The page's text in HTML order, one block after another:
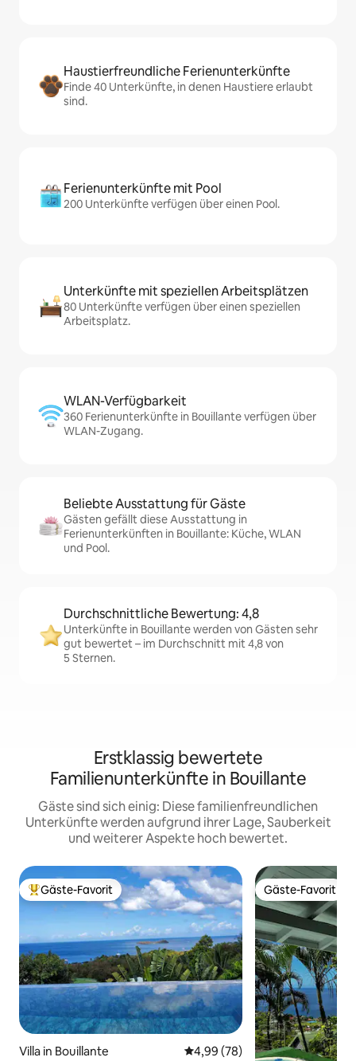
Haustierfreundliche Ferienunterkünfte
Finde 40 Unterkünfte, in denen Haustiere erlaubt
sind.
Ferienunterkünfte mit Pool
200 Unterkünfte verfügen über einen Pool.
Unterkünfte mit speziellen Arbeitsplätzen
80 Unterkünfte verfügen über einen speziellen
Arbeitsplatz.
WLAN-Verfügbarkeit
360 Ferienunterkünfte in Bouillante verfügen über
WLAN-Zugang.
Beliebte Ausstattung für Gäste
Gästen gefällt diese Ausstattung in
Ferienunterkünften in Bouillante: Küche, WLAN
und Pool.
Durchschnittliche Bewertung: 4,8
Unterkünfte in Bouillante werden von Gästen sehr
gut bewertet – im Durchschnitt mit 4,8 von
5 Sternen.
Erstklassig bewertete
Familienunterkünfte in Bouillante
Gäste sind sich einig: Diese familienfreundlichen
Unterkünfte werden aufgrund ihrer Lage, Sauberkeit
und weiterer Aspekte hoch bewertet.
Beliebter Gäste-Favorit.
Gäste-Favorit
Villa in Bouillante Durchschnittliche Bewertung:
4,99 (78)
Gäste-Favorit
Gäste-Favorit